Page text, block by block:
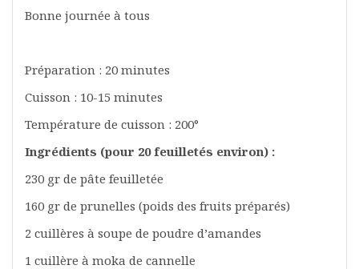
Bonne journée à tous
Préparation : 20 minutes
Cuisson : 10-15 minutes
Température de cuisson : 200°
Ingrédients (pour 20 feuilletés environ) :
230 gr de pâte feuilletée
160 gr de prunelles (poids des fruits préparés)
2 cuillères à soupe de poudre d’amandes
1 cuillère à moka de cannelle